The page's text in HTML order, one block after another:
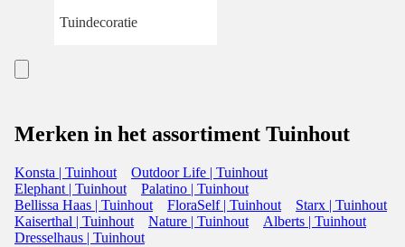
Tuindecoratie
Merken in het assortiment Tuinhout
Konsta | Tuinhout
Outdoor Life | Tuinhout
Elephant | Tuinhout
Palatino | Tuinhout
Bellissa Haas | Tuinhout
FloraSelf | Tuinhout
Starx | Tuinhout
Kaiserthal | Tuinhout
Nature | Tuinhout
Alberts | Tuinhout
Dresselhaus | Tuinhout